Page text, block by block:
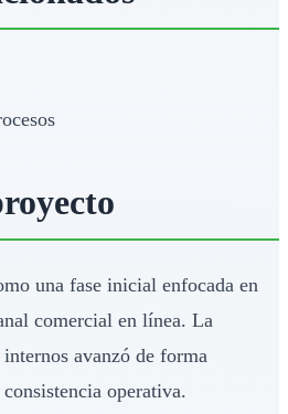
una fase inicial enfocada en
comercial en línea. La
avanzó de forma
operativa.